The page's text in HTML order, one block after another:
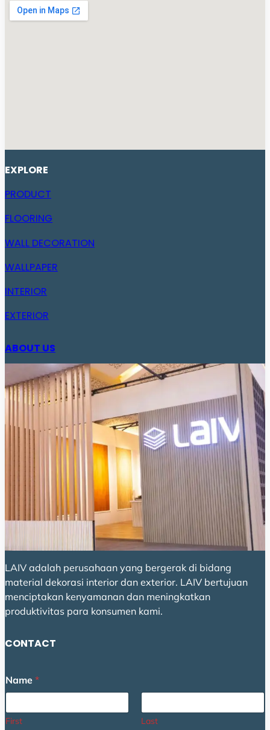
EXPLORE
PRODUCT
FLOORING
WALL DECORATION
WALLPAPER
INTERIOR
EXTERIOR
ABOUT US
LAIV adalah perusahaan yang bergerak di bidang
material dekorasi interior dan exterior. LAIV bertujuan
menciptakan kenyamanan dan meningkatkan
produktivitas para konsumen kami.
CONTACT
e
s
a
Name *
First Last